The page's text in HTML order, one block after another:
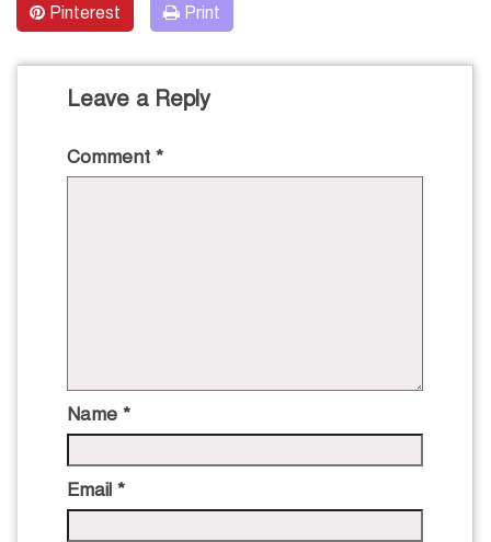
Pinterest Print
Leave a Reply
Comment *
Name *
Email *